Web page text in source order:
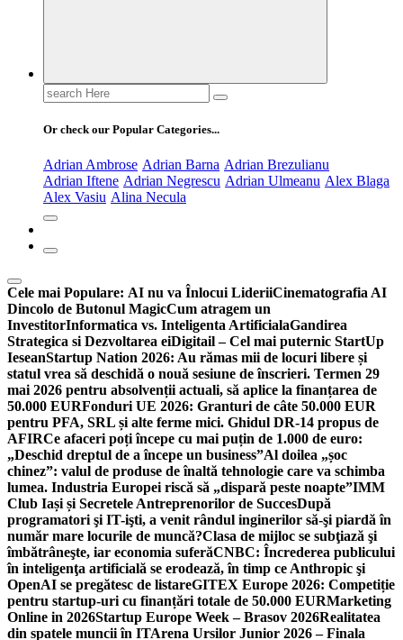
Search
for:
Or check our Popular Categories...
Adrian Ambrose Adrian Barna Adrian Brezulianu
Adrian Iftene Adrian Negrescu Adrian Ulmeanu Alex Blaga
Alex Vasiu Alina Necula
Cele mai Populare: AI nu va Înlocui LideriiCinematografia AI
Dincolo de Butonul MagicCum atragem un
InvestitorInformatica vs. Inteligenta ArtificialaGandirea
Strategica si Dezvoltarea eiDigitail – Cel mai puternic StartUp
IeseanStartup Nation 2026: Au rămas mii de locuri libere și
statul vrea să deschidă o nouă sesiune de înscrieri. Termen 29
mai 2026 pentru absolvenții actuali, să aplice la finanțarea de
50.000 EURFonduri UE 2026: Granturi de câte 50.000 EUR
pentru PFA, SRL și alte ferme mici. Ghidul DR-14 propus de
AFIRCe afaceri poți începe cu mai puțin de 1.000 de euro:
„Deschid dreptul de a începe un business”Al doilea „șoc
chinez”: valul de produse de înaltă tehnologie care va schimba
lumea. Industria Europei riscă să „dispară peste noapte”IMM
Club Iași și Secretele Antreprenorilor de SuccesDupă
programatori şi IT-işti, a venit rândul inginerilor să-şi piardă în
număr mare locurile de muncă?Clasa de mijloc se subţiază şi
îmbătrâneşte, iar economia suferăCNBC: Încrederea publicului
în inteligenţa artificială se erodează, în timp ce Anthropic şi
OpenAI se pregătesc de listareGITEX Europe 2026: Competiție
pentru startup-uri cu finanțări totale de 50.000 EURMarketing
Online in 2026Startup Europe Week – Brasov 2026Realitatea
din spatele muncii în ITArena Ursilor Junior 2026 – Finala